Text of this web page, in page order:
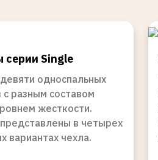
серии Single
односпальных
с разным составом
жесткости.
в четырех
вариантах чехла.